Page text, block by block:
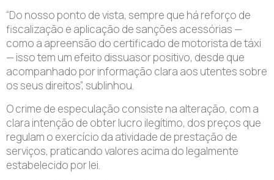
“Do nosso ponto de vista, sempre que há reforço de
fiscalização e aplicação de sanções acessórias —
como a apreensão do certificado de motorista de táxi
— isso tem um efeito dissuasor positivo, desde que
acompanhado por informação clara aos utentes sobre
os seus direitos”, sublinhou.
O crime de especulação consiste na alteração, com a
clara intenção de obter lucro ilegítimo, dos preços que
regulam o exercício da atividade de prestação de
serviços, praticando valores acima do legalmente
estabelecido por lei.